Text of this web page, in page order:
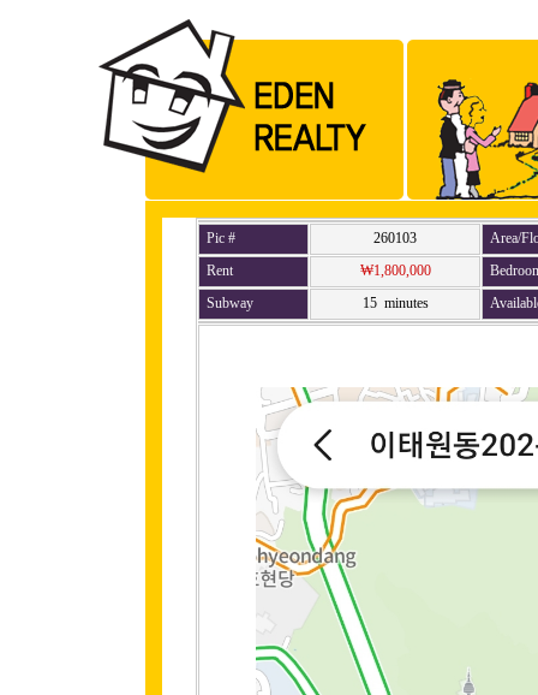
Pic # 260103
Area/
Rent
₩1,800,000
Subway
15 minutes